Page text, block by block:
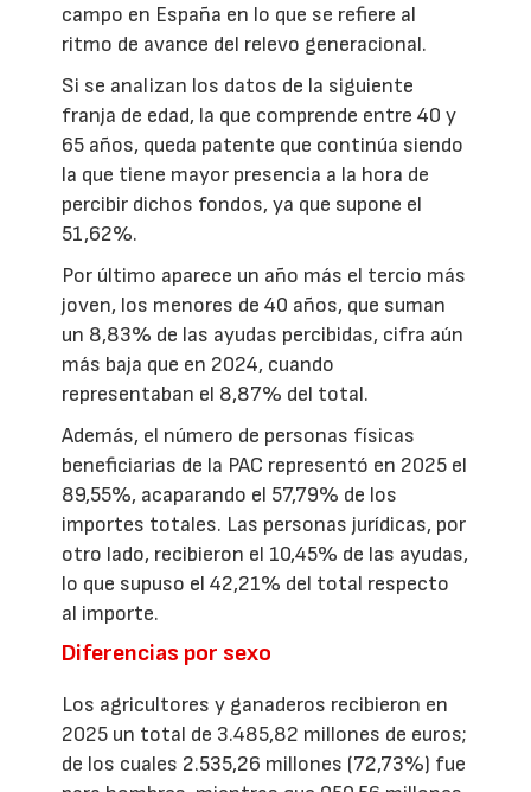
campo en España en lo que se refiere al
ritmo de avance del relevo generacional.
Si se analizan los datos de la siguiente
franja de edad, la que comprende entre 40 y
65 años, queda patente que continúa siendo
la que tiene mayor presencia a la hora de
percibir dichos fondos, ya que supone el
51,62%.
Por último aparece un año más el tercio más
joven, los menores de 40 años, que suman
un 8,83% de las ayudas percibidas, cifra aún
más baja que en 2024, cuando
representaban el 8,87% del total.
Además, el número de personas físicas
beneficiarias de la PAC representó en 2025 el
89,55%, acaparando el 57,79% de los
importes totales. Las personas jurídicas, por
otro lado, recibieron el 10,45% de las ayudas,
lo que supuso el 42,21% del total respecto
al importe.
Diferencias por sexo
Los agricultores y ganaderos recibieron en
2025 un total de 3.485,82 millones de euros;
de los cuales 2.535,26 millones (72,73%) fue